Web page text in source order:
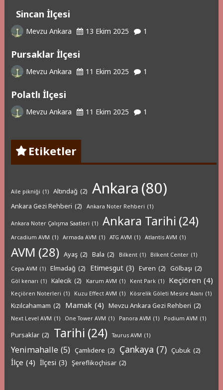
Sincan İlçesi
Mevzu Ankara 13 Ekim 2025 1
Pursaklar İlçesi
Mevzu Ankara 11 Ekim 2025 1
Polatlı İlçesi
Mevzu Ankara 11 Ekim 2025 1
Etiketler
Aile pikniği (1) Altındağ (2) Ankara (80)
Ankara Gezi Rehberi (2) Ankara Noter Rehberi (1)
Ankara Noter Çalışma Saatleri (1) Ankara Tarihi (24)
Arcadium AVM (1) Armada AVM (1) ATG AVM (1) Atlantis AVM (1)
AVM (28) Ayaş (2) Bala (2) Bilkent (1) Bilkent Center (1)
Cepa AVM (1) Elmadağ (2) Etimesgut (3) Evren (2) Gölbaşı (2)
Göl kenarı (1) Kalecik (2) Karum AVM (1) Kent Park (1) Keçiören (4)
Keçiören Noterleri (1) Kuzu Effect AVM (1) Kösrelik Göleti Mesire Alanı (1)
Kızılcahamam (2) Mamak (4) Mevzu Ankara Gezi Rehberi (2)
Next Level AVM (1) One Tower AVM (1) Panora AVM (1) Podium AVM (1)
Pursaklar (2) Tarihi (24) Taurus AVM (1)
Yenimahalle (5) Çamlıdere (2) Çankaya (7) Çubuk (2)
İlçe (4) İlçesi (3) Şereflikoçhisar (2)